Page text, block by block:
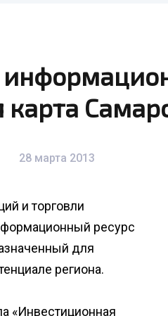
и торговли
ресурс
для
региона.
«Инвестиционная
28 марта 2013